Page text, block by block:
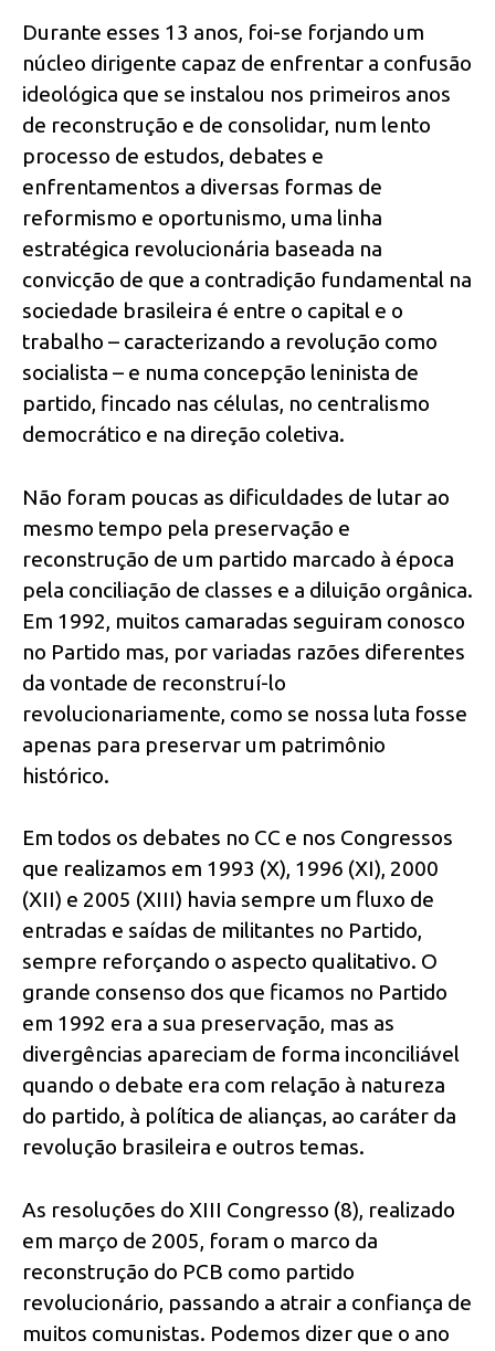
Durante esses 13 anos, foi-se forjando um
núcleo dirigente capaz de enfrentar a confusão
ideológica que se instalou nos primeiros anos
de reconstrução e de consolidar, num lento
processo de estudos, debates e
enfrentamentos a diversas formas de
reformismo e oportunismo, uma linha
estratégica revolucionária baseada na
convicção de que a contradição fundamental na
sociedade brasileira é entre o capital e o
trabalho – caracterizando a revolução como
socialista – e numa concepção leninista de
partido, fincado nas células, no centralismo
democrático e na direção coletiva.
Não foram poucas as dificuldades de lutar ao
mesmo tempo pela preservação e
reconstrução de um partido marcado à época
pela conciliação de classes e a diluição orgânica.
Em 1992, muitos camaradas seguiram conosco
no Partido mas, por variadas razões diferentes
da vontade de reconstruí-lo
revolucionariamente, como se nossa luta fosse
apenas para preservar um patrimônio
histórico.
Em todos os debates no CC e nos Congressos
que realizamos em 1993 (X), 1996 (XI), 2000
(XII) e 2005 (XIII) havia sempre um fluxo de
entradas e saídas de militantes no Partido,
sempre reforçando o aspecto qualitativo. O
grande consenso dos que ficamos no Partido
em 1992 era a sua preservação, mas as
divergências apareciam de forma inconciliável
quando o debate era com relação à natureza
do partido, à política de alianças, ao caráter da
revolução brasileira e outros temas.
As resoluções do XIII Congresso (8), realizado
em março de 2005, foram o marco da
reconstrução do PCB como partido
revolucionário, passando a atrair a confiança de
muitos comunistas. Podemos dizer que o ano